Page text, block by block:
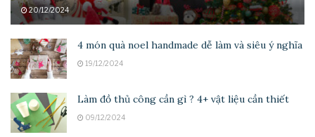
20/12/2024
4 món quà noel handmade dễ làm và siêu ý nghĩa
19/12/2024
Làm đồ thủ công cần gì ? 4+ vật liệu cần thiết
09/12/2024